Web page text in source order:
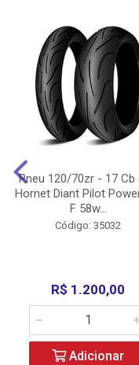
Pneu 120/70zr - 17 Cb
Hornet Diant Pilot
F 58w...
Código: 35032
R$ 1.200,00
Adicionar